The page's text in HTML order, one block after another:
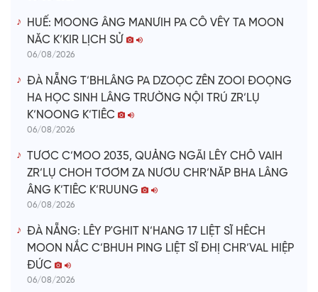
HUẾ: MOONG ÂNG MANƯIH PA CÔ VÊY TA MOON
NĂC K’KIR LỊCH SỬ
06/08/2026
ĐÀ NẴNG T’BHLÂNG PA DZOỌC ZÊN ZOOI ĐOỌNG
HA HỌC SINH LÂNG TRƯỜNG NỘI TRÚ ZR’LỤ
K’NOONG K’TIÊC
06/08/2026
TƯƠC C’MOO 2035, QUẢNG NGÃI LÊY CHÔ VAIH
ZR’LỤ CHOH TƠƠM ZA NƯƠU CHR’NĂP BHA LÂNG
ÂNG K’TIÊC K’RUUNG
06/08/2026
ĐÀ NẴNG: LÊY P'GHIT N’HANG 17 LIỆT SĨ HÊCH
MOON NẮC C’BHUH PING LIỆT SĨ ĐHỊ CHR’VAL HIỆP
ĐỨC
06/08/2026